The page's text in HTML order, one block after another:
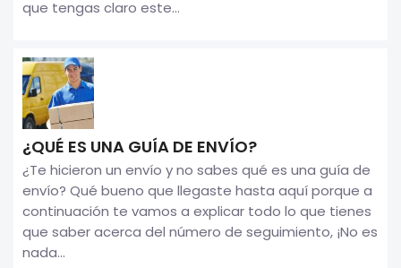
que tengas claro este...
¿QUÉ ES UNA GUÍA DE ENVÍO?
¿Te hicieron un envío y no sabes qué es una guía de
envío? Qué bueno que llegaste hasta aquí porque a
continuación te vamos a explicar todo lo que tienes
que saber acerca del número de seguimiento, ¡No es
nada...